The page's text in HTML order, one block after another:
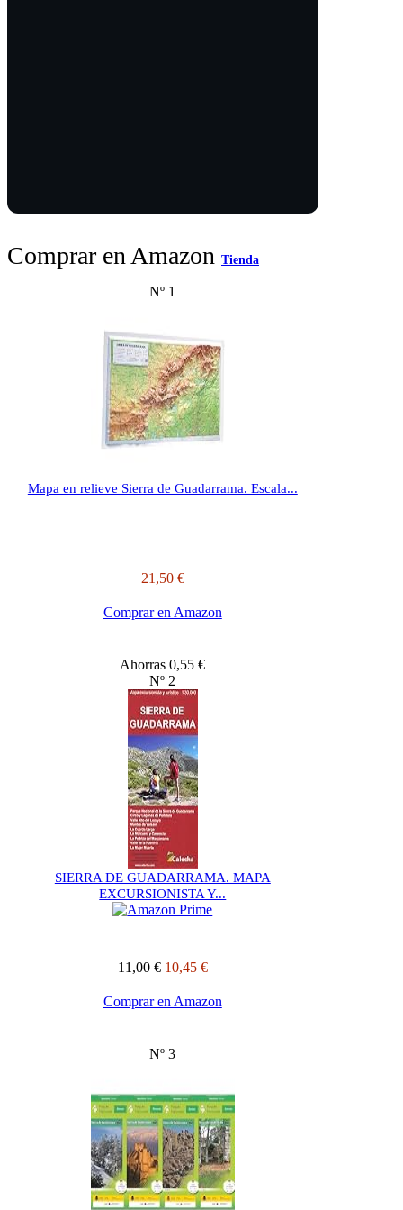
Comprar en Amazon Tienda
Nº 1
Mapa en relieve Sierra de Guadarrama. Escala...
21,50 €
Comprar en Amazon
Ahorras 0,55 €
Nº 2
SIERRA DE GUADARRAMA. MAPA
EXCURSIONISTA Y...
11,00 € 10,45 €
Comprar en Amazon
Nº 3